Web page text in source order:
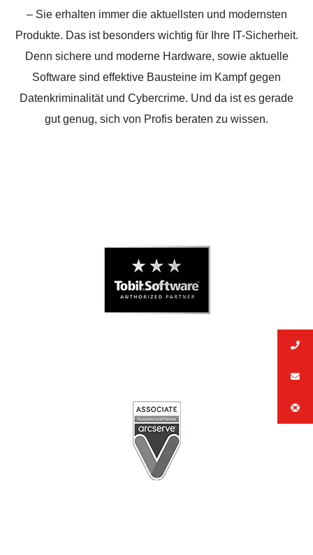
– Sie erhalten immer die aktuellsten und modernsten
Produkte. Das ist besonders wichtig für Ihre IT-Sicherheit.
Denn sichere und moderne Hardware, sowie aktuelle
Software sind effektive Bausteine im Kampf gegen
Datenkriminalität und Cybercrime. Und da ist es gerade
gut genug, sich von Profis beraten zu wissen.